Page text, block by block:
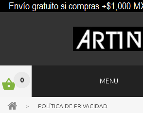
0 MENU
> POLÍTICA DE PRIVACIDAD